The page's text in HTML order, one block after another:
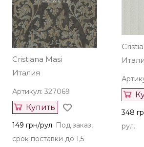
Cristiana Masi
Италия
Артикул: 327069
Купить
149 грн/рул. Под заказ,
срок поставки до 1,5
348
рул.